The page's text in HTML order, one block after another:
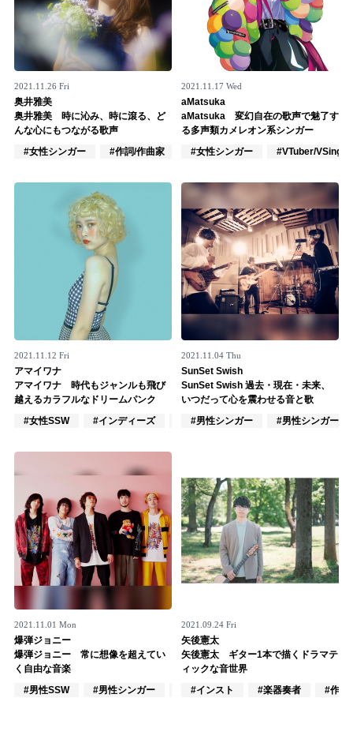
2021.11.26 Fri
奥井雅美
奥井雅美 時に沁み、時に滾る、ど
んな心にもつながる歌声
#女性シンガー
#作詞/作曲家 #ロック
2021.11.17 Wed
aMatsuka
aMatsuka 変幻自在の歌声で魅了す
る多声類カメレオン系シンガー
#女性シンガー
#VTuber/VSinger
2021.11.12 Fri
アマイワナ
アマイワナ 時代もジャンルも飛び
越えるカラフルなドリームパンク
#女性SSW
#インディーズ #作詞/作曲家
2021.11.04 Thu
SunSet Swish
SunSet Swish 過去・現在・未来、
いつだって心を震わせる音と歌
#男性シンガー
#男性シンガーグ
2021.11.01 Mon
爆弾ジョニー
爆弾ジョニー 常に想像を超えてい
く自由な音楽
#男性SSW
#男性シンガー #男性シンガーグループ
2021.09.24 Fri
矢後憲太
矢後憲太 ギター1本で描くドラマテ
ィックな音世界
#インスト
#楽器奏者 #作詞